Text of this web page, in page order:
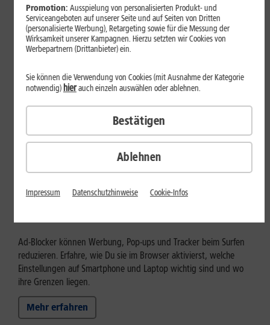
Mehr erfahren
Internet zuhause
Ad-Blocker aktivieren: Werbung
Ad-Blocker können Werbung, Pop-ups und Tracker beim Surfen
reduzieren. Erfahre, wie Du sie im Browser aktivierst, welche
Einstellungen auf Smartphone und Laptop wichtig sind und wo
ihre Grenzen liegen.
Mehr erfahren
Promotion: Ausspielung von personalisierten Produkt- und
Serviceangeboten auf unserer Seite und auf Seiten von Dritten
(personalisierte Werbung), Retargeting sowie für die Messung der
Wirksamkeit unserer Kampagnen. Hierzu setzten wir Cookies von
Werbepartnern (Drittanbieter) ein.
Ablehnen
Sie können die Verwendung von Cookies (mit Ausnahme der Kategorie
notwendig) hierauch einzeln auswählen oder ablehnen.
Bestätigen
Impressum Datenschutzhinweise Cookie-Infos